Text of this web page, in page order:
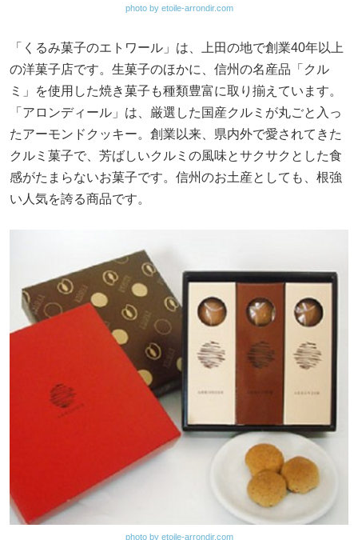
photo by etoile-arrondir.com
「くるみ菓子のエトワール」は、上田の地で創業40年以上
の洋菓子店です。生菓子のほかに、信州の名産品「クル
ミ」を使用した焼き菓子も種類豊富に取り揃えています。
「アロンディール」は、厳選した国産クルミが丸ごと入っ
たアーモンドクッキー。創業以来、県内外で愛されてきた
クルミ菓子で、芳ばしいクルミの風味とサクサクとした食
感がたまらないお菓子です。信州のお土産としても、根強
い人気を誇る商品です。
photo by etoile-arrondir.com